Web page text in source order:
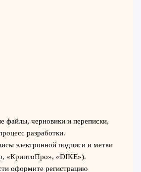
файлы, черновики и переписки,
разработки.
электронной подписи и метки
«КриптоПро», «DIKE»).
оформите регистрацию